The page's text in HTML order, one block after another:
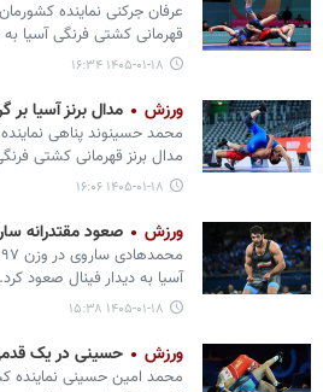
قهرمانی کشتی فرنگی آسیا
۱۴۰۵-۰۱-۱۸ ۱۶:۳۴
ورزش مدال برنز آسیا
مدال برنز قهرمانی کشتی
۱۴۰۵-۰۱-۱۸ ۱۶:۰۶
ورزش صعود مقتدرانه
آسیا به دیدار فینال صعود کرد.
۱۴۰۵-۰۱-۱۸ ۱۵:۳۸
ورزش حسینی در یک